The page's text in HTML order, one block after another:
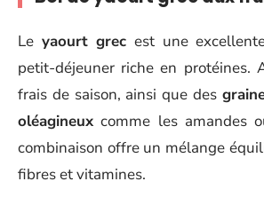
Le yaourt grec est une
petit-déjeuner riche en protéines.
frais de saison, ainsi que des
oléagineux comme les amandes
combinaison offre un mélange
fibres et vitamines.